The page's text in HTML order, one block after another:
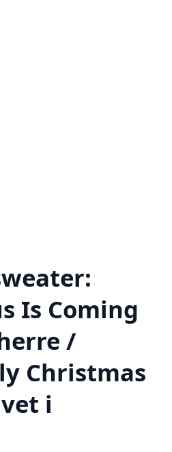
Is Coming
/
Christmas
i